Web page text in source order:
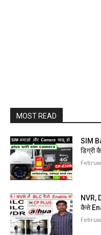
MOST READ
SIM
डिग्री
NVR,
कैसे